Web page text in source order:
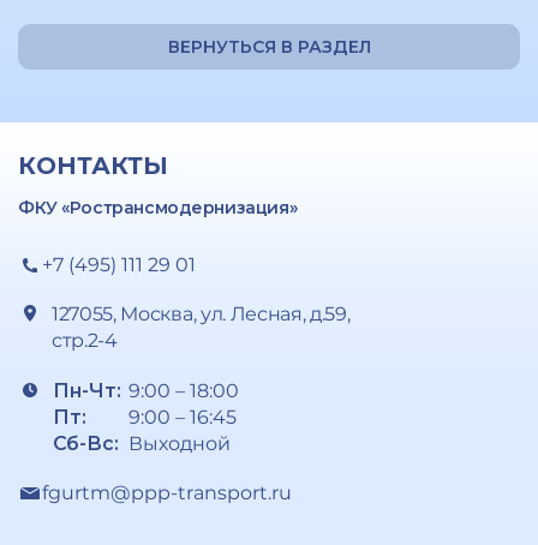
ВЕРНУТЬСЯ В РАЗДЕЛ
КОНТАКТЫ
ФКУ «Ространсмодернизация»
+7 (495) 111 29 01
127055, Москва, ул. Лесная, д.59,
стр.2-4
Пн-Чт:
Пт:
Сб-Вс:
9:00 – 18:00
9:00 – 16:45
Выходной
fgurtm@ppp-transport.ru